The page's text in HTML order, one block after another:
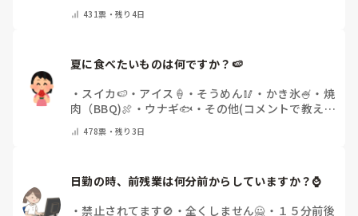
教えてください）
431票・残り4日
夏に食べたいものは何ですか？🍉
・ スイカ🍉 ・ アイス🍦 ・ そうめん🥢 ・ かき氷🍧 ・ 焼
肉（BBQ)🍖 ・ ウナギ🐟 ・ その他(コメントで教え
478票・残り3日
日勤の時、前残業は何分前からしていますか？⌚
・禁止されてます🚫 ・ 全くしません🙅 ・ １５分前後